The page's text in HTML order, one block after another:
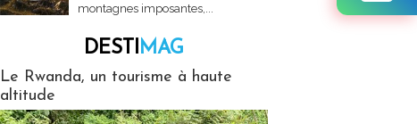
montagnes imposantes,...
DESTIMAG
Le Rwanda, un tourisme à haute
altitude